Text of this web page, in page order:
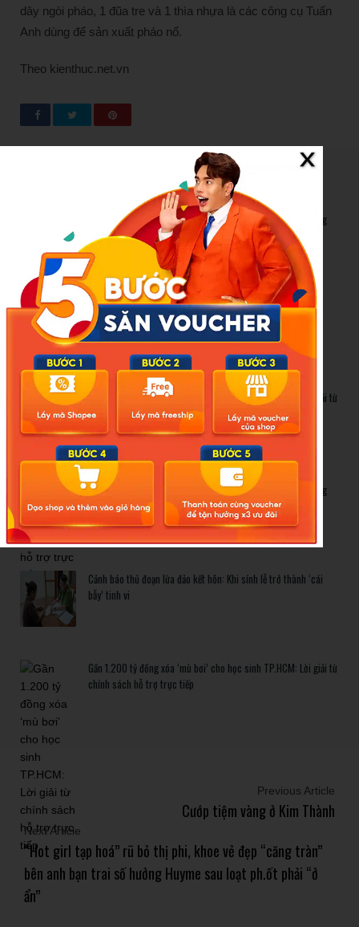
dây ngòi pháo, 1 đũa tre và 1 thìa nhựa là các công cụ Tuấn
Anh dùng để sản xuất pháo nổ.
Theo kienthuc.net.vn
New Posts
Bão số 3 hình thành trên Biển Đông: Vì sao không ảnh hưởng
đất liền vẫn cần cảnh giác cao độ?
Cảnh báo thủ đoạn lừa đảo kết hôn: Khi sính lễ trở thành ‘cái
bẫy’ tinh vi
Gần 1.200 tỷ đồng xóa ‘mù bơi’ cho học sinh TP.HCM: Lời giải từ
chính sách hỗ trợ trực tiếp
Related Posts
Bão số 3 hình thành trên Biển Đông: Vì sao không ảnh hưởng
đất liền vẫn cần cảnh giác cao độ?
Cảnh báo thủ đoạn lừa đảo kết hôn: Khi sính lễ trở thành ‘cái
bẫy’ tinh vi
Gần 1.200 tỷ đồng xóa ‘mù bơi’ cho học sinh TP.HCM: Lời giải từ
chính sách hỗ trợ trực tiếp
Previous Article
Cướp tiệm vàng ở Kim Thành
Next Article
“Hot girl tạp hoá” rũ bỏ thị phi, khoe vẻ đẹp “căng tràn”
bên anh bạn trai số hưởng Huyme sau loạt ph.ốt phải “ở
ẩn”